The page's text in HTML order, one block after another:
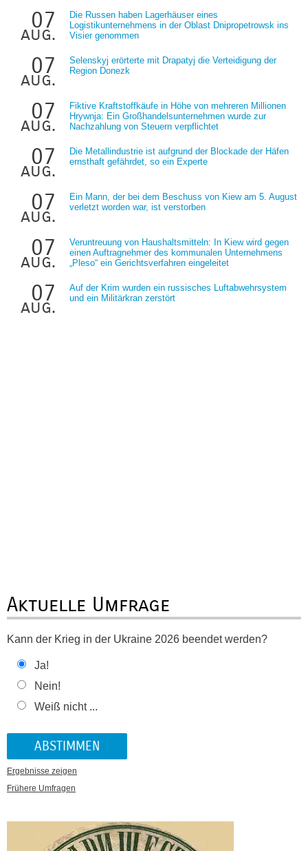
07
aug.
Die Russen haben Lagerhäuser eines
Logistikunternehmens in der Oblast Dnipropetrowsk ins
Visier genommen
07
aug.
Selenskyj erörterte mit Drapatyj die Verteidigung der
Region Donezk
07
aug.
Fiktive Kraftstoffkäufe in Höhe von mehreren Millionen
Hrywnja: Ein Großhandelsunternehmen wurde zur
Nachzahlung von Steuern verpflichtet
07
aug.
Die Metallindustrie ist aufgrund der Blockade der Häfen
ernsthaft gefährdet, so ein Experte
07
aug.
Ein Mann, der bei dem Beschuss von Kiew am 5. August
verletzt worden war, ist verstorben
07
aug.
Veruntreuung von Haushaltsmitteln: In Kiew wird gegen
einen Auftragnehmer des kommunalen Unternehmens
„Pleso“ ein Gerichtsverfahren eingeleitet
07
aug.
Auf der Krim wurden ein russisches Luftabwehrsystem
und ein Militärkran zerstört
Aktuelle Umfrage
Kann der Krieg in der Ukraine 2026 beendet werden?
Ja!
Nein!
Weiß nicht ...
Ergebnisse zeigen
Frühere Umfragen